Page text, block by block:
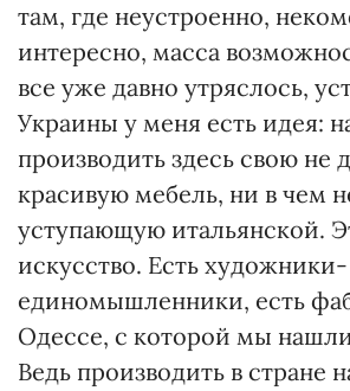
там, где неустроенно,
интересно, масса
все уже давно утряслось,
Украины у меня есть идея:
производить здесь свою не
красивую мебель, ни в чем
уступающую итальянской.
искусство. Есть художники-
единомышленники, есть
Одессе, с которой мы
Ведь производить в стране